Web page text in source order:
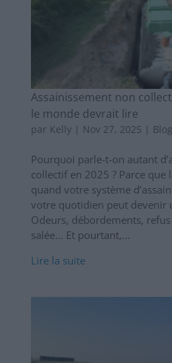
Assainissement non
le monde devrait lire
par Kelly| Nov 27, 2025 | Blog
Pourquoi parle-t-on autant
collectif en 2025 ? Parce que
quand votre système
votre quotidien peut devenir
Odeurs, débordements, refus
salée… Et pourtant,...
Lire la suite